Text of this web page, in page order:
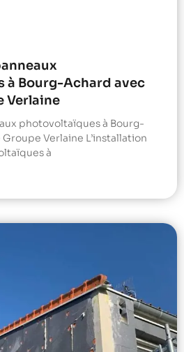
à Bourg-Achard avec
Verlaine
photovoltaïques à Bourg-
Groupe Verlaine L’installation
à